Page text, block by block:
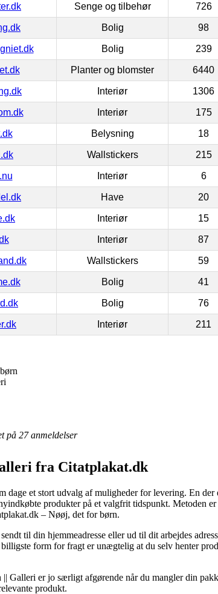
Senge og tilbehør 726
Bolig 98
Bolig 239
Planter og blomster 6440
Interiør 1306
Interiør 175
Belysning 18
Wallstickers 215
Interiør 6
Have 20
Interiør 15
Interiør 87
Wallstickers 59
Bolig 41
Bolig 76
Interiør 211
på 27anmeldelser
fra Citatplakat.dk
dage et stort udvalg af muligheder for levering. En
produkter på et valgfrit tidspunkt. Metoden
– Nøøj, det for børn.
til din hjemmeadresse eller ud til dit arbejdes
form for fragt er unægtelig at du selv henter
Galleri er jo særligt afgørende når du mangler din
produkt.